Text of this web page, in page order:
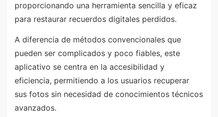
proporcionando una herramienta sencilla y eficaz
para restaurar recuerdos digitales perdidos.
A diferencia de métodos convencionales que
pueden ser complicados y poco fiables, este
aplicativo se centra en la accesibilidad y
eficiencia, permitiendo a los usuarios recuperar
sus fotos sin necesidad de conocimientos técnicos
avanzados.